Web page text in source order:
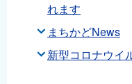
れます
まちかどNews
新型コロナウイ